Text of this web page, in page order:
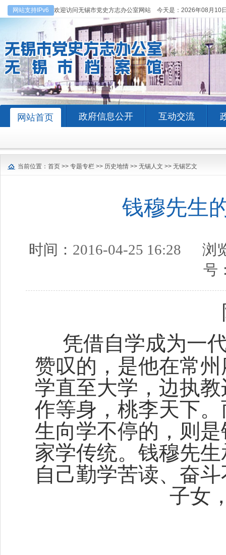
网站支持IPv6 欢迎访问无锡市党史方志办公室网站 今天是： 2026年08月10
网站首页 政府信息公开 互动交流
当前位置： 首页 >> 专题专栏 >> 历史地情 >> 无锡人文 >> 无锡艺文
钱穆先生
时间： 2016-04-25 16:28 浏
号
凭借自学成为一
赞叹的，是他在常
学直至大学，边执
作等身，桃李天下
生向学不停的，则
家学传统。钱穆先
自己勤学苦读、奋
子女